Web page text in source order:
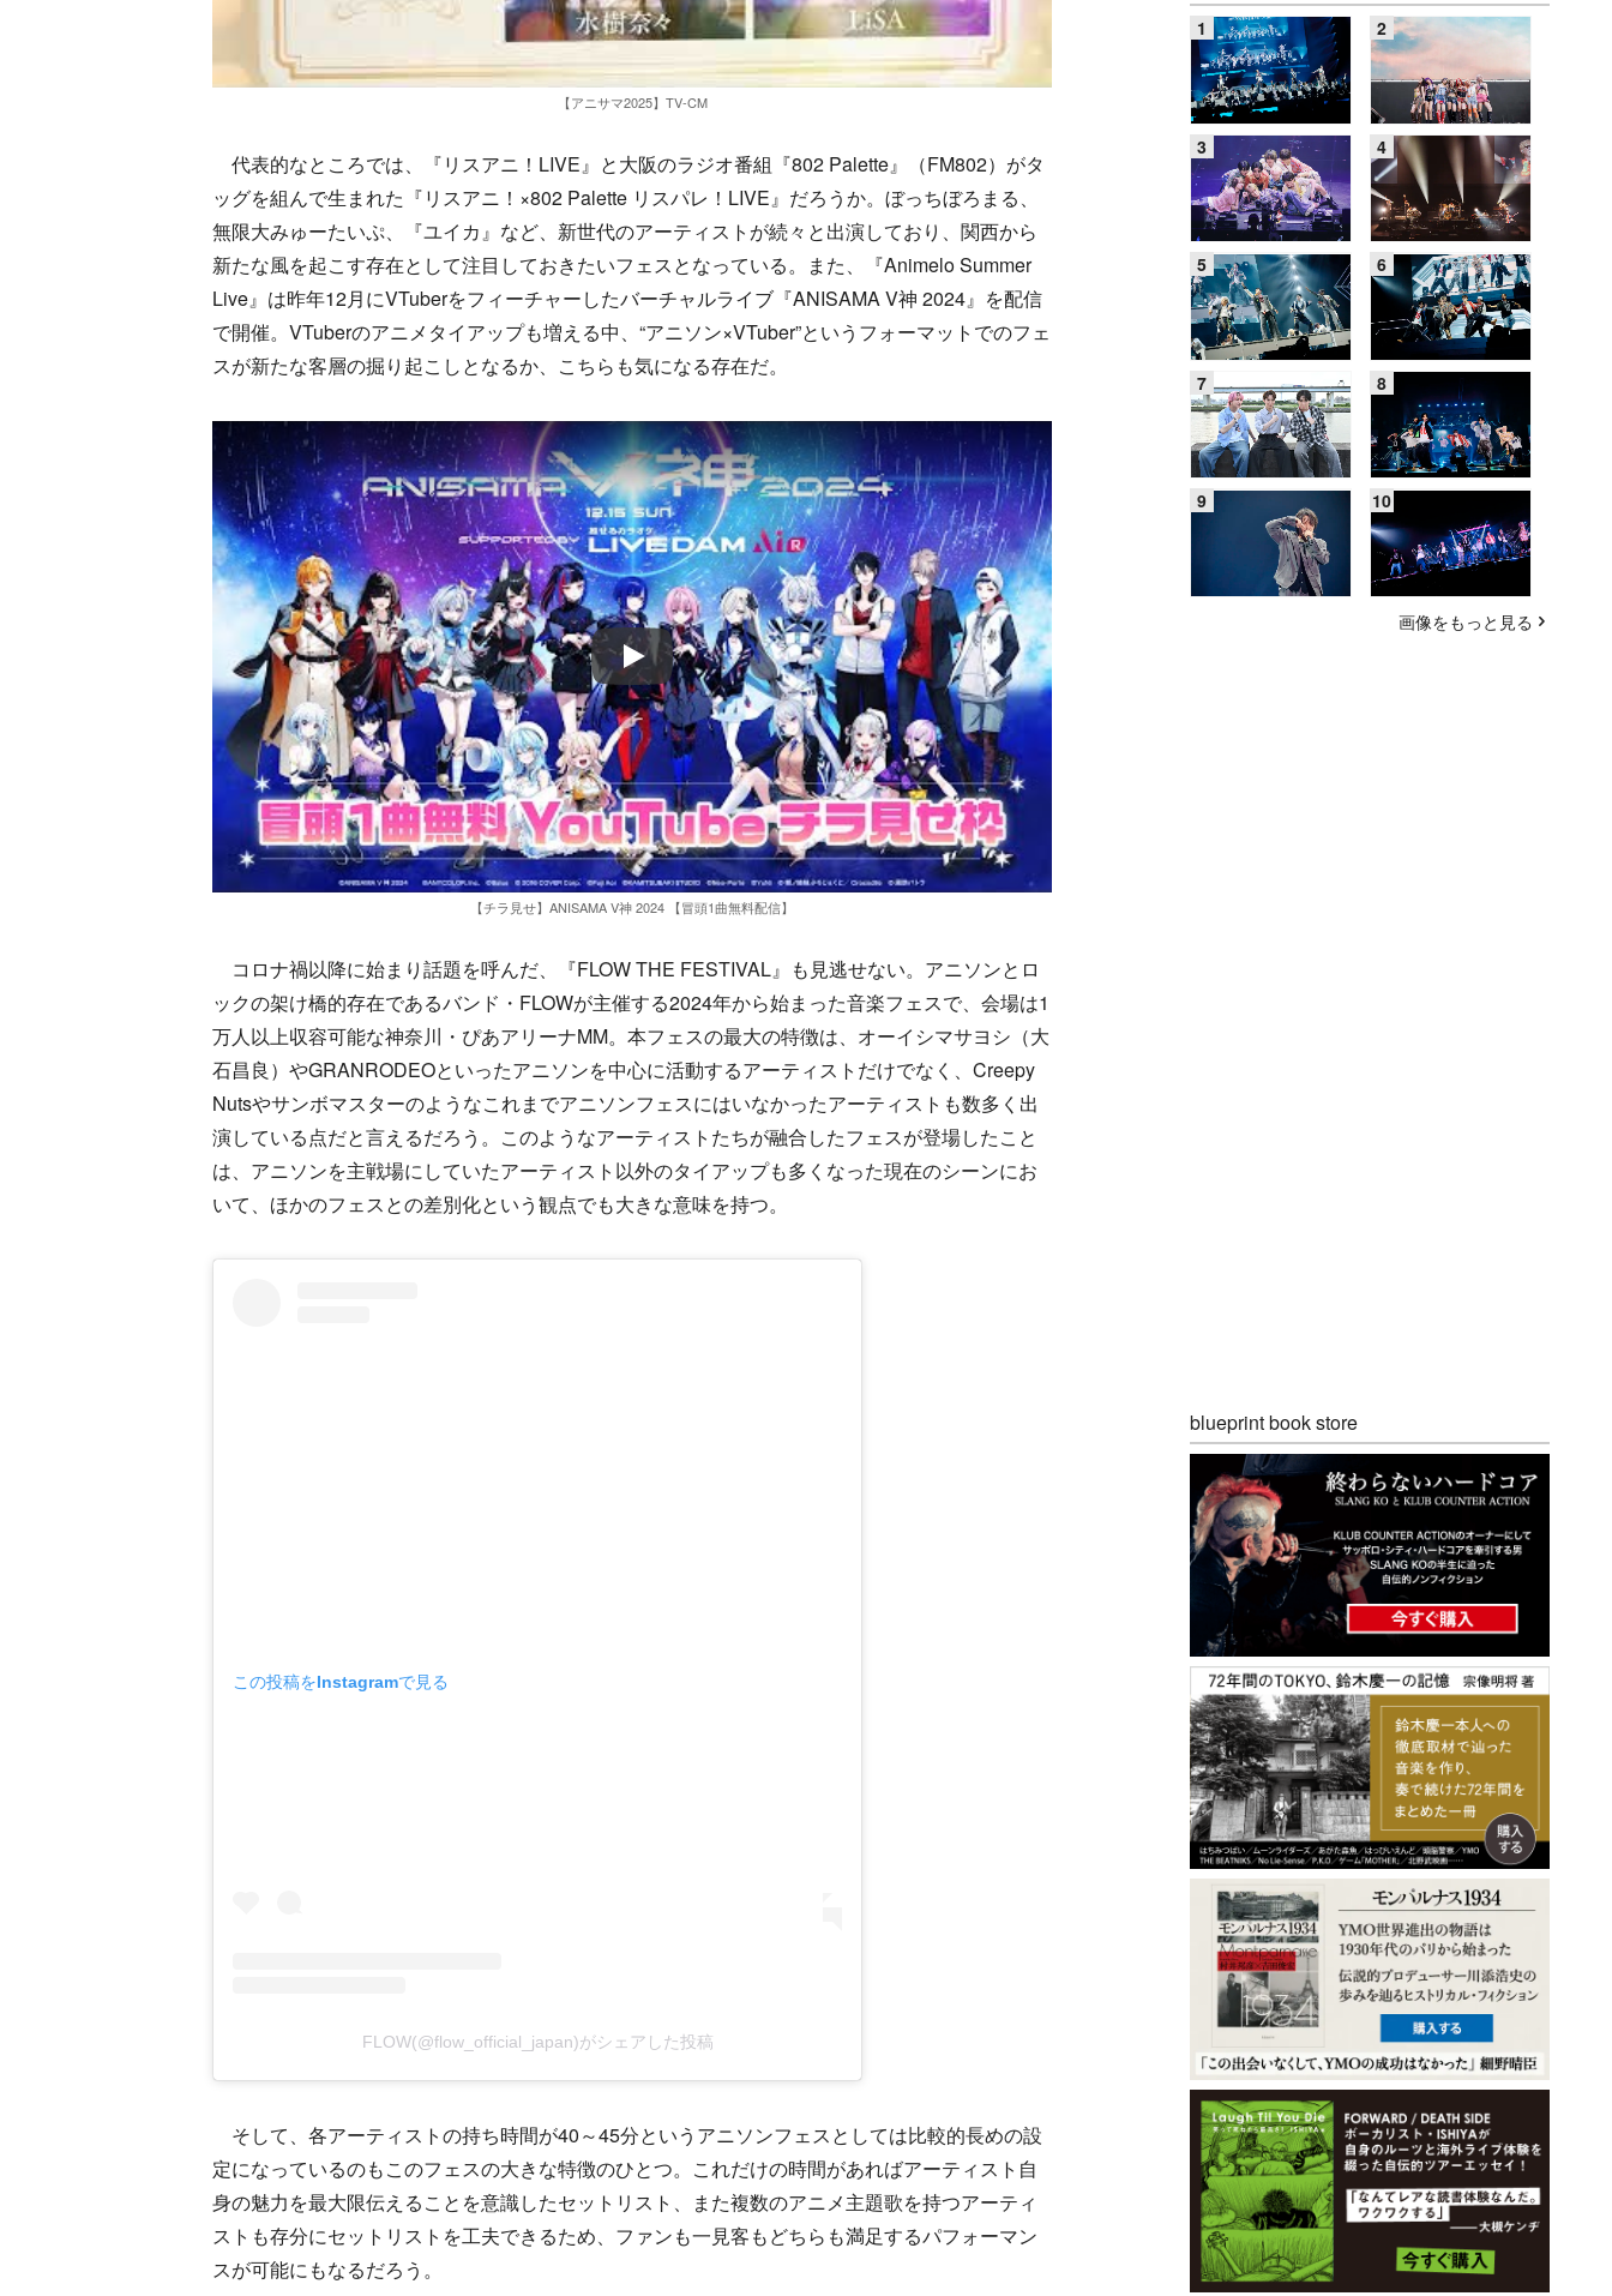
【アニサマ2025】TV-CM
代表的なところでは、『リスアニ！LIVE』と大阪のラジオ番組『802 Palette』（FM802）がタ
ッグを組んで生まれた『リスアニ！×802 Palette リスパレ！LIVE』だろうか。ぼっちぼろまる、
無限大みゅーたいぷ、『ユイカ』など、新世代のアーティストが続々と出演しており、関西から
新たな風を起こす存在として注目しておきたいフェスとなっている。また、『Animelo Summer
Live』は昨年12月にVTuberをフィーチャーしたバーチャルライブ『ANISAMA V神 2024』を配信
で開催。VTuberのアニメタイアップも増える中、“アニソン×VTuber”というフォーマットでのフェ
スが新たな客層の掘り起こしとなるか、こちらも気になる存在だ。
Play
【チラ見せ】ANISAMA V神 2024 【冒頭1曲無料配信】
コロナ禍以降に始まり話題を呼んだ、『FLOW THE FESTIVAL』も見逃せない。アニソンとロ
ックの架け橋的存在であるバンド・FLOWが主催する2024年から始まった音楽フェスで、会場は1
万人以上収容可能な神奈川・ぴあアリーナMM。本フェスの最大の特徴は、オーイシマサヨシ（大
石昌良）やGRANRODEOといったアニソンを中心に活動するアーティストだけでなく、Creepy
Nutsやサンボマスターのようなこれまでアニソンフェスにはいなかったアーティストも数多く出
演している点だと言えるだろう。このようなアーティストたちが融合したフェスが登場したこと
は、アニソンを主戦場にしていたアーティスト以外のタイアップも多くなった現在のシーンにお
いて、ほかのフェスとの差別化という観点でも大きな意味を持つ。
この投稿をInstagramで見る
FLOW(@flow_official_japan)がシェアした投稿
そして、各アーティストの持ち時間が40～45分というアニソンフェスとしては比較的長めの設
定になっているのもこのフェスの大きな特徴のひとつ。これだけの時間があればアーティスト自
身の魅力を最大限伝えることを意識したセットリスト、また複数のアニメ主題歌を持つアーティ
ストも存分にセットリストを工夫できるため、ファンも一見客もどちらも満足するパフォーマン
スが可能にもなるだろう。
画像をもっと見る
blueprint book store